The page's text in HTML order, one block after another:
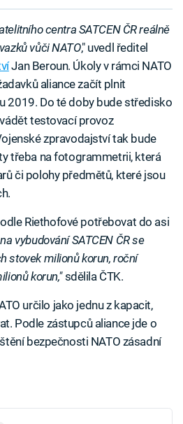
centra SATCEN ČR reálně
vůči NATO," uvedl ředitel
Jan Beroun. Úkoly v rámci NATO
aliance začít plnit
2019. Do té doby bude středisko
testovací provoz
zpravodajství tak bude
třeba na fotogrammetrii, která
či polohy předmětů, které jsou
Riethofové potřebovat do asi
vybudování SATCEN ČR se
stovek milionů korun, roční
korun,"sdělila ČTK.
určilo jako jednu z kapacit,
Podle zástupců aliance jde o
bezpečnosti NATO zásadní